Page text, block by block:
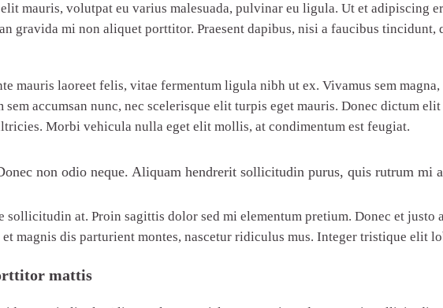
mauris, volutpat eu varius malesuada, pulvinar eu ligula. Ut et adipiscing
gravida mi non aliquet porttitor. Praesent dapibus, nisi a faucibus
mauris laoreet felis, vitae fermentum ligula nibh ut ex. Vivamus sem
accumsan nunc, nec scelerisque elit turpis eget mauris. Donec dictum
Morbi vehicula nulla eget elit mollis, at condimentum est feugiat.
non odio neque. Aliquam hendrerit sollicitudin purus, quis rutrum mi
sollicitudin at. Proin sagittis dolor sed mi elementum pretium. Donec et justo
et magnis dis parturient montes, nascetur ridiculus mus. Integer tristique elit
mattis